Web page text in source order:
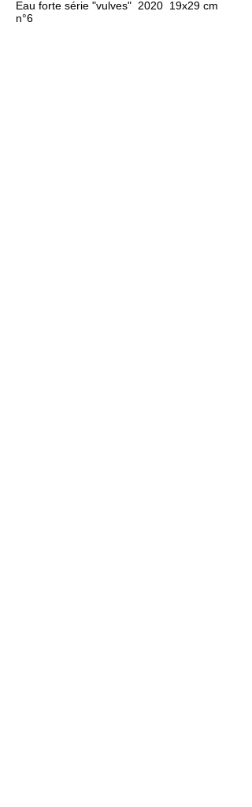
Eau forte série "vulves" 2020 19x29 cm
n°6